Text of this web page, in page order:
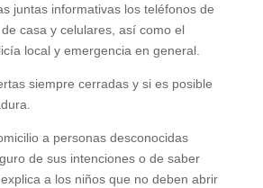
juntas informativas los teléfonos de
casa y celulares, así como el
local y emergencia en general.
siempre cerradas y si es posible
a personas desconocidas
de sus intenciones o de saber
a los niños que no deben abrir